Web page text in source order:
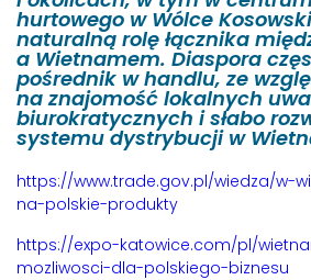
hurtowego w Wólce
naturalną rolę łącznika
a Wietnamem. Diaspora
pośrednik w handlu, ze
na znajomość lokalnych
biurokratycznych i słabo
systemu dystrybucji w
https://www.trade.gov.pl/wiedza/w-
na-polskie-produkty
https://expo-katowice.com/pl/
mozliwosci-dla-polskiego-biznesu